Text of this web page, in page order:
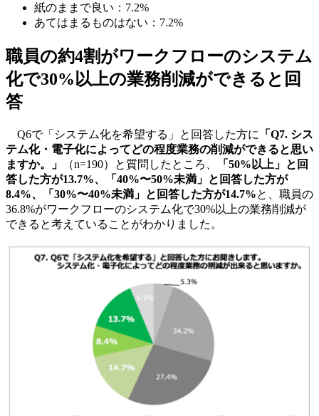
紙のままで良い：7.2%
あてはまるものはない：7.2%
職員の約4割がワークフローのシステム
化で30%以上の業務削減ができると回
答
Q6で「システム化を希望する」と回答した方に
「Q7. シス
テム化・電子化によってどの程度業務の削減ができると思い
ますか。」
（n=190）と質問したところ、
「50%以上」と回
答した方が13.7%、「40%〜50%未満」と回答した方が
8.4%、「30%〜40%未満」と回答した方が14.7%と、職員の
36.8%がワークフローのシステム化で30%以上の業務削減が
できると考えていることがわかりました。